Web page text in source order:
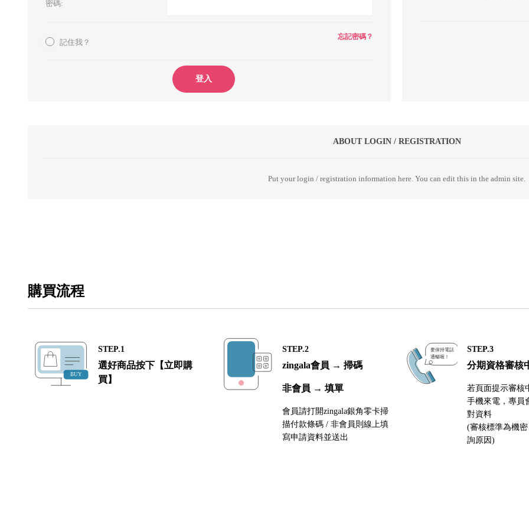
密碼:
記住我？
忘記密碼？
登入
ABOUT LOGIN / REGISTRATION
Put your login / registration information here. You can edit this in the admin site.
購買流程
STEP.1
選好商品按下【立即購
買】
STEP.2
zingala會員 → 掃碼
非會員 → 填單
會員請打開zingala銀角零卡掃
描付款條碼 / 非會員則線上填
寫申請資料並送出
STEP.3
分期資格審核
若頁面提示審核
手機來電，專員
對資料
(審核標準為機
詢原因)